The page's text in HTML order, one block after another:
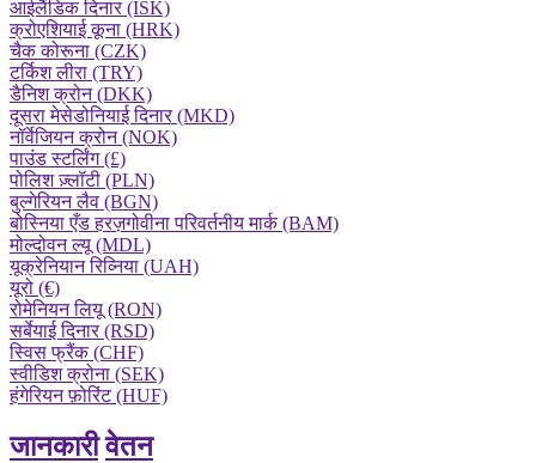
आईलैंडिक दिनार (ISK)
क्रोएशियाई कूना (HRK)
चैक कोरूना (CZK)
टर्किश लीरा (TRY)
डैनिश क्रोन (DKK)
दूसरा मेसेडोनियाई दिनार (MKD)
नॉर्वेजियन क्रोन (NOK)
पाउंड स्टर्लिंग (£)
पोलिश ज़्लॉटी (PLN)
बुल्गेरियन लैव (BGN)
बोस्निया एँड हरज़गोवीना परिवर्तनीय मार्क (BAM)
मोल्दोवन ल्यू (MDL)
यूक्रेनियान रिव्निया (UAH)
यूरो (€)
रोमेनियन लियू (RON)
सर्बेयाई दिनार (RSD)
स्विस फ्रैंक (CHF)
स्वीडिश क्रोना (SEK)
हंगेरियन फ़ोरिंट (HUF)
जानकारी वेतन